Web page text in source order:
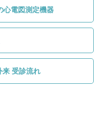
心電図測定機器
来 受診流れ